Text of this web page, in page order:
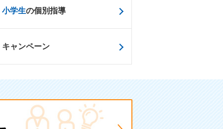
小学生の個別指導
キャンペーン